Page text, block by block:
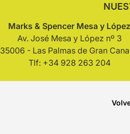
Marks & Spencer Mesa y López
Av. José Mesa y López nº 3
35006 - Las Palmas de Gran
Tlf: +34 928 263 204